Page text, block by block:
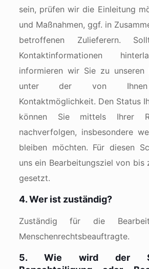
sein, prüfen wir die Einleitung
und Maßnahmen, ggf. in
betroffenen Zulieferern.
Kontaktinformationen
informieren wir Sie zu unseren
unter der von Ihnen
Kontaktmöglichkeit. Den Status
können Sie mittels Ihrer
nachverfolgen, insbesondere
bleiben möchten. Für diesen
uns ein Bearbeitungsziel von bis
gesetzt.
4. Wer ist zuständig?
Zuständig für die
Menschenrechtsbeauftragte.
5. Wie wird der